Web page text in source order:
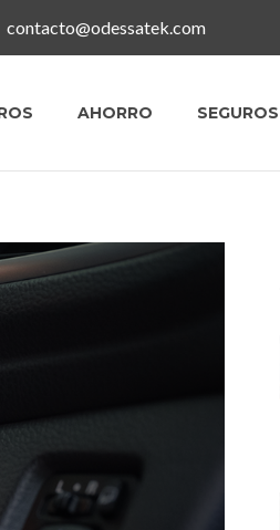
contacto@odessatek.com
AHORRO SEGUROS